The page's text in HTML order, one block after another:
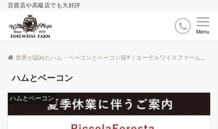
百貨店や高級店でも大好評
Menu
世界が認めたハム・ベーコンとベーコン節®｜エーデルワイスファーム
ハムとベーコン
ハムとベーコン